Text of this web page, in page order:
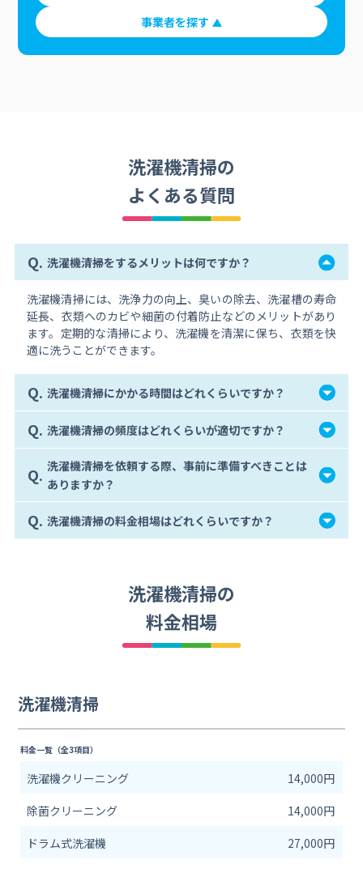
事業者を探す
洗濯機清掃の
よくある質問
Q. 洗濯機清掃をするメリットは何ですか？
洗濯機清掃には、洗浄力の向上、臭いの除去、洗濯槽の寿命
延長、衣類へのカビや細菌の付着防止などのメリットがあり
ます。定期的な清掃により、洗濯機を清潔に保ち、衣類を快
適に洗うことができます。
Q. 洗濯機清掃にかかる時間はどれくらいですか？
Q. 洗濯機清掃の頻度はどれくらいが適切ですか？
Q. 洗濯機清掃を依頼する際、事前に準備すべきことは
ありますか？
Q. 洗濯機清掃の料金相場はどれくらいですか？
洗濯機清掃の
料金相場
洗濯機清掃
料金一覧（全3項目）
洗濯機クリーニング
14,000円
除菌クリーニング
14,000円
ドラム式洗濯機
27,000円